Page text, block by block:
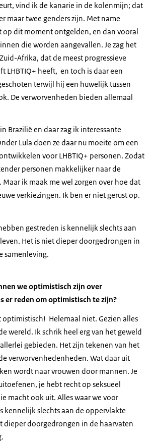
vind ik de kanarie in de kolenmijn; dat
maar twee genders zijn. Met name
op dit moment ontgelden, en dan vooral
die worden aangevallen. Je zag het
Afrika, dat de meest progressieve
LHBTIQ+ heeft, en toch is daar een
terwijl hij een huwelijk tussen
De verworvenheden bieden allemaal
Brazilië en daar zag ik interessante
Lula doen ze daar nu moeite om een
voor LHBTIQ+ personen. Zodat
personen makkelijker naar de
ik maak me wel zorgen over hoe dat
verkiezingen. Ik ben er niet gerust op.
gestreden is kennelijk slechts aan
Het is niet dieper doorgedrongen in
samenleving.
we optimistisch zijn over
er reden om optimistisch te zijn?
optimistisch! Helemaal niet. Gezien alles
wereld. Ik schrik heel erg van het geweld
gebieden. Het zijn tekenen van het
verworvenhedenheden. Wat daar uit
wordt naar vrouwen door mannen. Je
je hebt recht op seksueel
macht ook uit. Alles waar we voor
kennelijk slechts aan de oppervlakte
dieper doorgedrongen in de haarvaten